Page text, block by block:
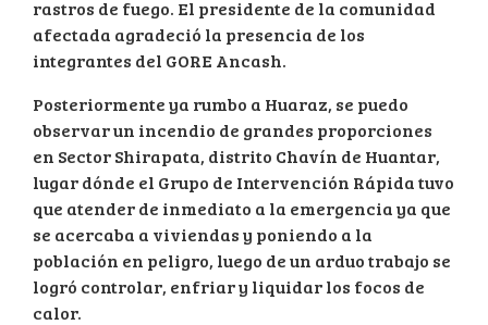
rastros de fuego. El presidente de la comunidad
afectada agradeció la presencia de los
integrantes del GORE Ancash.
Posteriormente ya rumbo a Huaraz, se puedo
observar un incendio de grandes proporciones
en Sector Shirapata, distrito Chavín de Huantar,
lugar dónde el Grupo de Intervención Rápida tuvo
que atender de inmediato a la emergencia ya que
se acercaba a viviendas y poniendo a la
población en peligro, luego de un arduo trabajo se
logró controlar, enfriar y liquidar los focos de
calor.